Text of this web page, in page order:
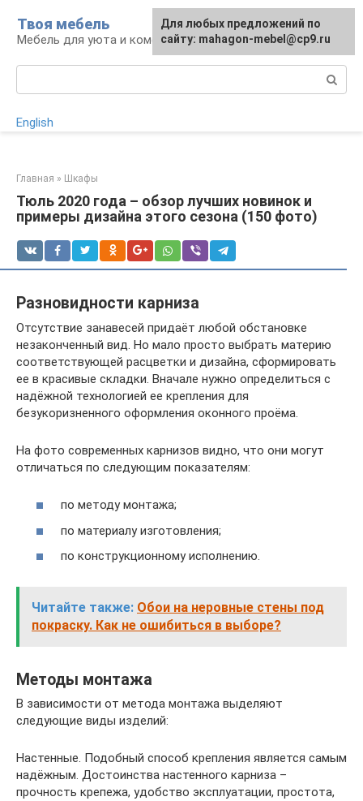
контенту
Твоя мебель
Мебель для уюта и комфорта
English
Главная » Шкафы
Тюль 2020 года – обзор лучших новинок и
примеры дизайна этого сезона (150 фото)
Разновидности карниза
Отсутствие занавесей придаёт любой обстановке
незаконченный вид. Но мало просто выбрать материю
соответствующей расцветки и дизайна, сформировать
ее в красивые складки. Вначале нужно определиться с
надёжной технологией ее крепления для
безукоризненного оформления оконного проёма.
На фото современных карнизов видно, что они могут
отличаться по следующим показателям:
по методу монтажа;
по материалу изготовления;
по конструкционному исполнению.
Читайте также: Обои на неровные стены под
покраску. Как не ошибиться в выборе?
Методы монтажа
В зависимости от метода монтажа выделяют
следующие виды изделий:
Настенные. Подобный способ крепления является самым
надёжным. Достоинства настенного карниза –
прочность крепежа, удобство эксплуатации, простота,
Для любых предложений по
сайту: mahagon-mebel@cp9.ru
Для любых предложений по
сайту: mahagon-mebel@cp9.ru